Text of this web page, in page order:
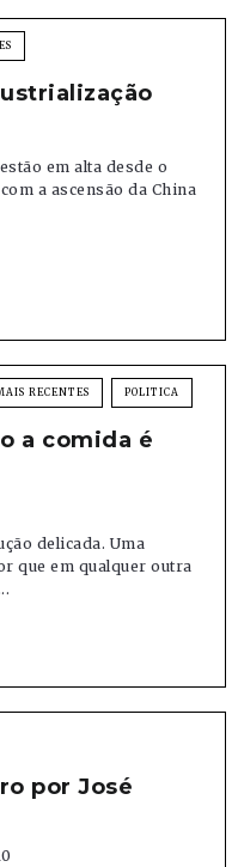
em alta desde o
a ascensão da China
RECENTES POLITICA
a comida é
delicada. Uma
que em qualquer outra
por José